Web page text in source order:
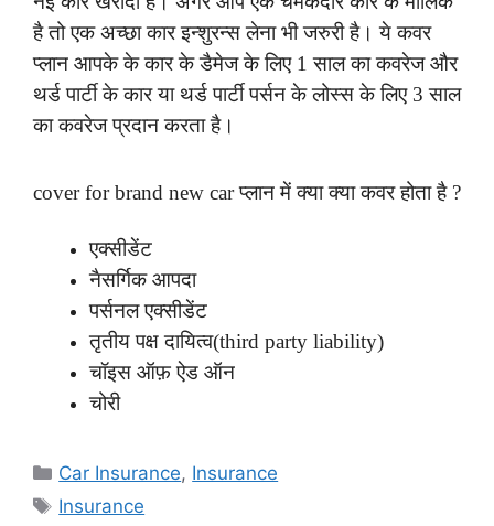
है तो एक अच्छा कार इन्शुरन्स लेना भी जरुरी है। ये कवर
प्लान आपके के कार के डैमेज के लिए 1 साल का कवरेज और
थर्ड पार्टी के कार या थर्ड पार्टी पर्सन के लोस्स के लिए 3 साल
का कवरेज प्रदान करता है।
cover for brand new car प्लान में क्या क्या कवर होता है ?
एक्सीडेंट
नैसर्गिक आपदा
पर्सनल एक्सीडेंट
तृतीय पक्ष दायित्व(third party liability)
चॉइस ऑफ़ ऐड ऑन
चोरी
Categories
Car Insurance, Insurance
Tags
Insurance